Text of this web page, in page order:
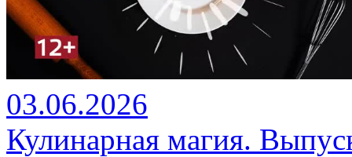
03.06.2026
Кулинарная магия.